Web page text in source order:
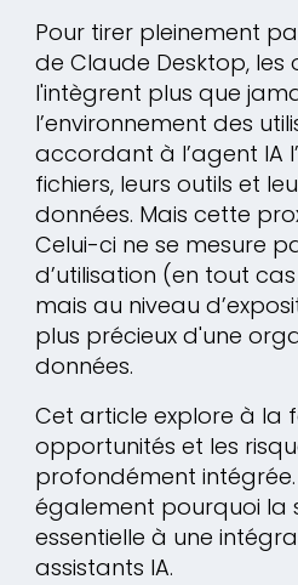
Pour tirer pleinement
de Claude Desktop, les
l'intègrent plus que
l’environnement des
accordant à l’agent IA
fichiers, leurs outils et
données. Mais cette
Celui-ci ne se mesure
d’utilisation (en tout
mais au niveau
plus précieux d'une
données.
Cet article explore à la
opportunités et les
profondément
également pourquoi la
essentielle à une
assistants IA.